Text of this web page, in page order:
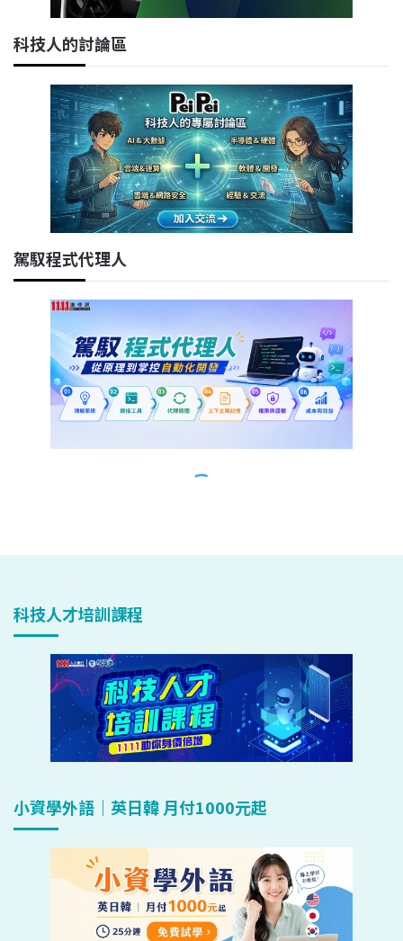
科技人才培訓課程
小資學外語｜英日韓 月付1000元起